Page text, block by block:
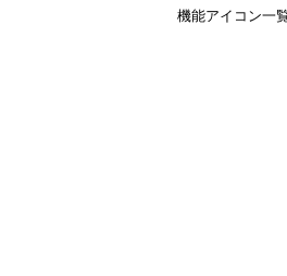
機能アイコン一